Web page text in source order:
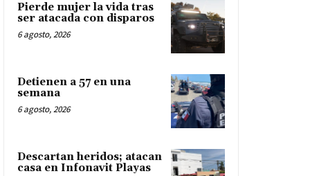
Pierde mujer la vida tras
ser atacada con disparos
6 agosto, 2026
Detienen a 57 en una
semana
6 agosto, 2026
Descartan heridos; atacan
casa en Infonavit Playas